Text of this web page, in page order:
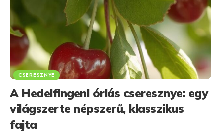
CSERESZNYE
A Hedelfingeni óriás cseresznye: egy
világszerte népszerű, klasszikus
fajta